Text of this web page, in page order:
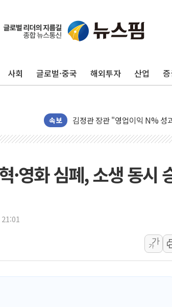
사회 글로벌·중국 해외투자 산업
속보
구광모, 내주 실리콘밸리서 젠
뉴욕증시 개장 전 특징주...모
뉴욕증시 프리뷰, 미 주가선물
청와대, 북한 단거리 탄도미사
[인도증시] 중동 긴장 완화에
러, 1인칭시점 드론으로 우크
[베트남 증시] 지수 하락 속
'월가의 황제' 다이먼 "금융시
양주 섬유염색공장서 화재 1
김정관 산업부 장관 "주 52시
해군 1함대 창설 80주년…지역
[3보] 북, 원산서 동해로 단거
우크라 드론 전술, 중남미 콜
·영화 심폐, 소생 동시
가
가